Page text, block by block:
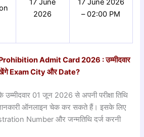
17 June
2026
17 June 2026
– 02:00 PM
Admit Card 2026 : उम्मीदवार
Exam Cityऔर Date?
उम्मीदवार 01 जून 2026 से अपनी परीक्षा तिथि
ऑनलाइन चेक कर सकते हैं। इसके लिए
Number और जन्मतिथि दर्ज करनी